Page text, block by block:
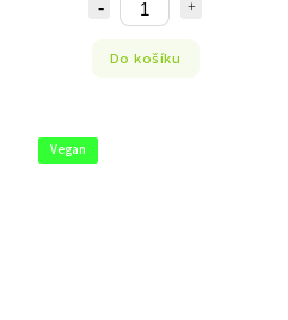
Do košíku
Vegan